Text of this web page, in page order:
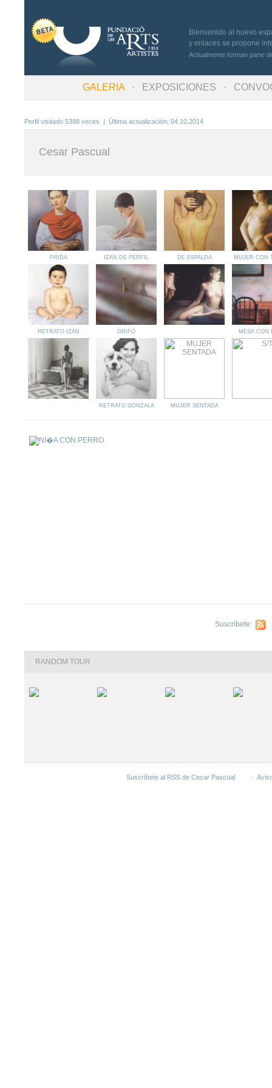
Bienvenido al nuevo
y enlaces se propone
Actualmente forman parte
GALERIA· EXPOSICIONES ·
Perfil visitado 5398 veces | Última actualización: 04.10.2014
Cesar Pascual
FRIDA IZAN DE PERFIL DE ESPALDA MUJER CON
RETRATO IZAN GRIFO MESA CON
RETRATO GONZALA MUJER SENTADA
Suscríbete:
RANDOM TOUR
Suscríbete al RSS de Cesar Pascual ·